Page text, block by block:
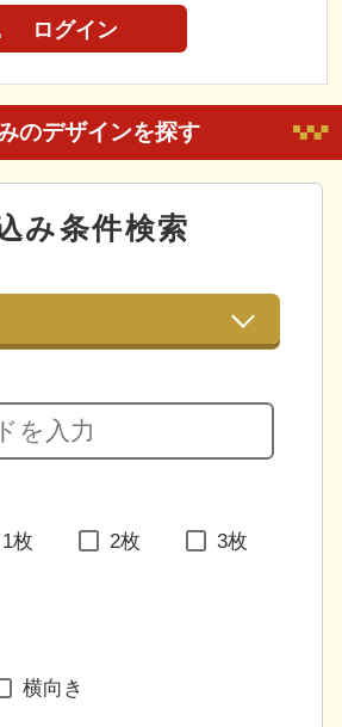
ログイン
のデザインを探す
み条件検索
1枚 2枚 3枚
横向き